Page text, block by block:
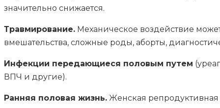
значительно снижается.
Травмирование. Механическое воздействие
вмешательства, сложные роды, аборты,
Инфекции передающиеся половым путем
ВПЧ и другие).
Ранняя половая жизнь. Женская репродуктивная